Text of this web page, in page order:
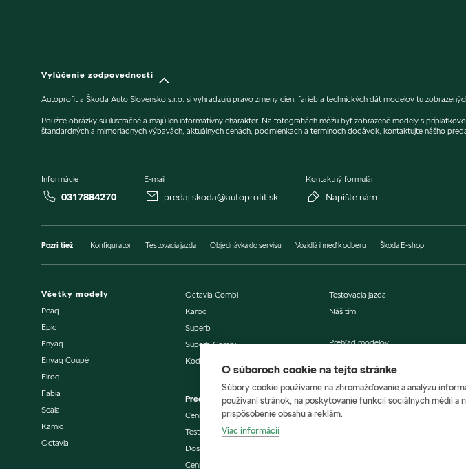
Vylúčenie zodpovednosti
Autoprofit a Škoda Auto Slovensko s.r.o. si vyhradzujú právo zmeny cien, farieb a technických dát modelov tu
Použité obrázky sú ilustračné a majú len informatívny charakter. Na fotografiách môžu byť zobrazené modely s
štandardných a mimoriadnych výbavách, aktuálnych cenách, podmienkach a termínoch dodávok, kontaktujte nášho
Informácie
0317884270
E-mail
predaj.skoda@autoprofit.sk
Kontaktný formulár
Napíšte nám
Pozri tiež Konfigurátor Testovacia jazda Objednávka do servisu Vozidlá ihneď k odberu Škoda E-shop
Všetky modely
Peaq
Epiq
Enyaq
Enyaq Coupé
Elroq
Fabia
Scala
Kamiq
Octavia
Octavia Combi
Karoq
Superb
Superb Combi
Kodiaq
Predaj vozidiel
Cenníky a katalógy
Testovacia jazda
Dostupné vozidlá skladom
Cenníky a katalógy
Testovacia jazda
Náš tím
Prehľad modelov
Výhody pre všetkých
už od 1 vozidla
O súboroch cookie na tejto stránke
Súbory cookie používame na zhromažďovanie a analýzu
používaní stránok, na poskytovanie funkcií sociálnych médií a
prispôsobenie obsahu a reklám.
Viac informácií